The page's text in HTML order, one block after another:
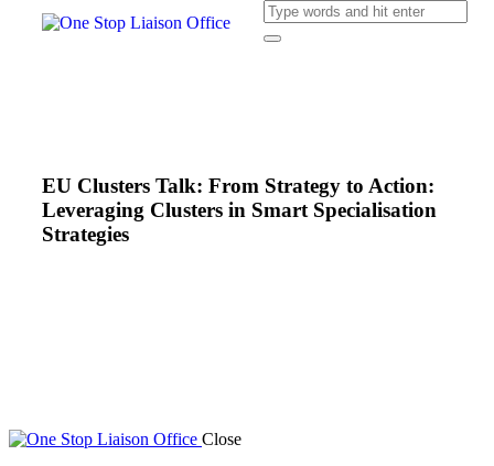
EU Clusters Talk: From Strategy to Action:
Leveraging Clusters in Smart Specialisation
Strategies
Close